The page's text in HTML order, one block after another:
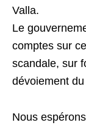
Valla.
Le
comptes sur
scandale, sur
dévoiement
Nous